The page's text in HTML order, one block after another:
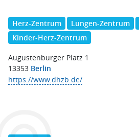
Herz-Zentrum Lungen-Zentrum
Kinder-Herz-Zentrum
Augustenburger Platz 1
13353 Berlin
https://www.dhzb.de/